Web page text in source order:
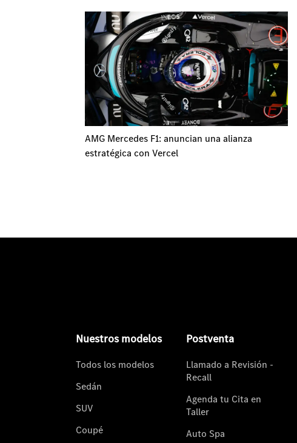
AMG Mercedes F1: anuncian una alianza
estratégica con Vercel
Nuestros modelos
Todos los modelos
Sedán
SUV
Coupé
Postventa
Llamado a Revisión -
Recall
Agenda tu Cita en
Taller
Auto Spa